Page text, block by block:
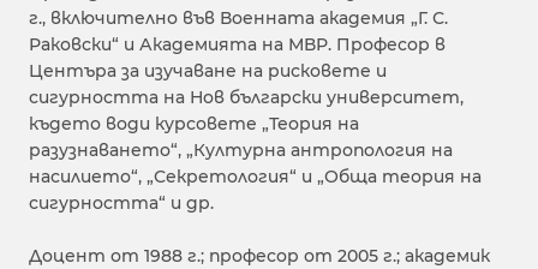
г., включително във Военната академия „Г. С.
Раковски“ и Академията на МВР. Професор в
Центъра за изучаване на рисковете и
сигурността на Нов български университет,
където води курсовете „Теория на
разузнаването“, „Културна антропология на
насилието“, „Секретология“ и „Обща теория на
сигурността“ и др.
Доцент от 1988 г.; професор от 2005 г.; академик